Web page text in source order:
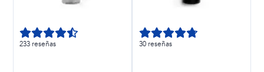
233 reseñas 30 reseñas